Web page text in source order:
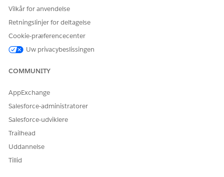
Vilkår for anvendelse
Retningslinjer for deltagelse
Cookie-præferencecenter
Uw privacybeslissingen
COMMUNITY
AppExchange
Salesforce-administratorer
Salesforce-udviklere
Trailhead
Uddannelse
Tillid